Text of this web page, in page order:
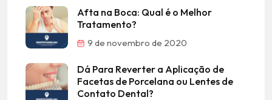
Afta na Boca: Qual é o Melhor
Tratamento?
9 de novembro de 2020
Dá Para Reverter a Aplicação de
Facetas de Porcelana ou Lentes de
Contato Dental?